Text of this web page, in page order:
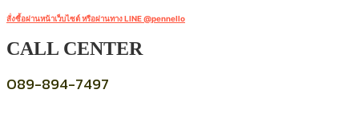
สั่งซื้อผ่านหน้าเว็บไซต์ หรือผ่านทาง LINE @pennello
CALL CENTER
089-894-7497